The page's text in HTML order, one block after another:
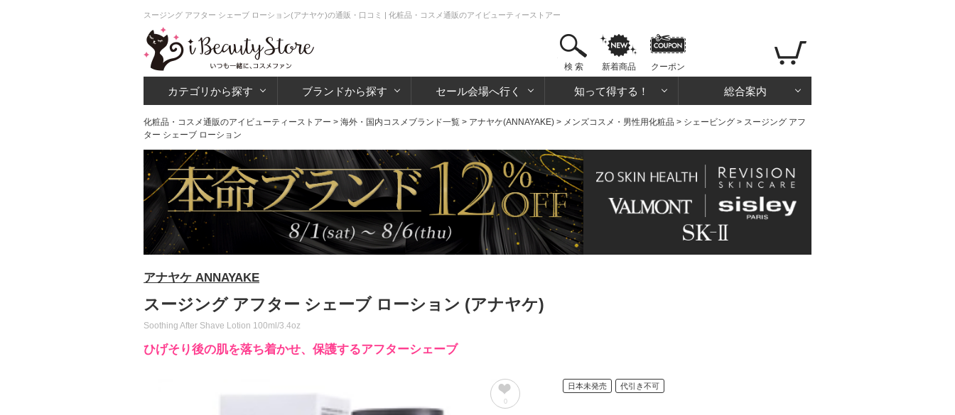
スージング アフター シェーブ ローション(アナヤケ)の通販・口コミ | 化粧品・コスメ通販のアイビューティーストアー
検 索 新着商品 クーポン
カテゴリから探す ブランドから探す セール会場へ行く 知って得する！ 総合案内
化粧品・コスメ通販のアイビューティーストアー > 海外・国内コスメブランド一覧 > アナヤケ(ANNAYAKE) > メンズコスメ・男性用化粧品 > シェービング > スージング アフ
ター シェーブ ローション
アナヤケ ANNAYAKE
スージング アフター シェーブ ローション (アナヤケ)
Soothing After Shave Lotion 100ml/3.4oz
ひげそり後の肌を落ち着かせ、保護するアフターシェーブ
0
日本未発売 代引き不可